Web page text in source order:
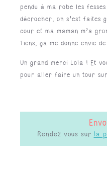
pendu à ma robe les
décrocher, on s’est faites
cour et ma maman m’a
Tiens, ça me donne envie
Un grand merci Lola ! Et
pour aller faire un tour sur
Rendez vous sur la